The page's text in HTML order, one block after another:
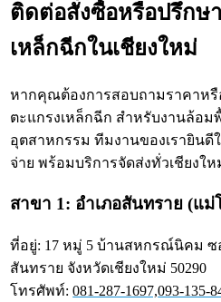
ติดต่อสั่งซื้อหรือปรึกษ
เหล็กฉีกในเชียงใหม่
หากคุณต้องการสอบถามราคาหรื
ตะแกรงเหล็กฉีก สำหรับงานล้อ
อุตสาหกรรม ทีมงานของเรายิน
จ่าย พร้อมบริการจัดส่งทั่วเชียงใ
สาขา 1: อำเภอสันทราย (แม่
ที่อยู่: 17 หมู่ 5 บ้านสหกรณ์นิคม ซ
สันทราย จังหวัดเชียงใหม่ 50290
โทรศัพท์:081-287-1697,093-135-